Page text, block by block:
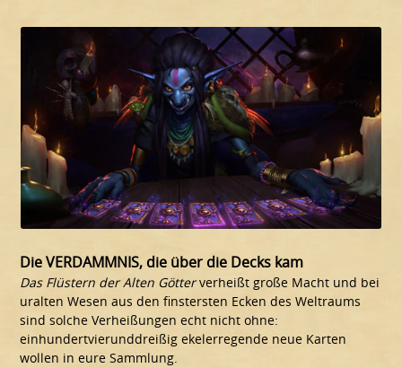
Die VERDAMMNIS, die über die Decks kam
Das Flüstern der Alten Götterverheißt große Macht und bei
uralten Wesen aus den finstersten Ecken des Weltraums
sind solche Verheißungen echt nicht ohne:
einhundertvierunddreißig ekelerregende neue Karten
wollen in eure Sammlung.